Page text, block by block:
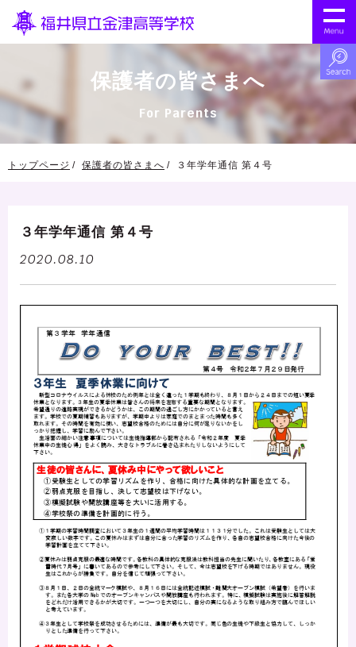
保護者の皆さまへ
For Parents
トップページ 保護者の皆さまへ ３年学年通信 第４号
３年学年通信 第４号
2020.08.10